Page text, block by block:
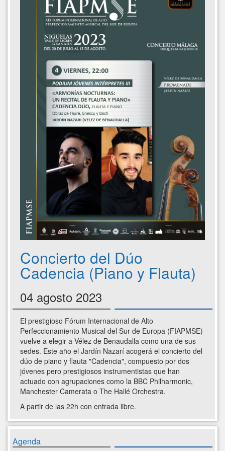
Concierto del Dúo
Cadencia (Piano y Flauta)
04 agosto 2023
El prestigioso Fórum Internacional de Alto
Perfeccionamiento Musical del Sur de Europa (FIAPMSE)
vuelve a elegir a Vélez de Benaudalla como una de sus
sedes. Este año el Jardín Nazarí acogerá el concierto del
dúo de piano y flauta "Cadencia", compuesto por dos
jóvenes pero prestigiosos instrumentistas que han
actuado con agrupaciones como la BBC Philharmonic,
Manchester Camerata o The Hallé Orchestra.
A partir de las 22h con entrada libre.
Agenda